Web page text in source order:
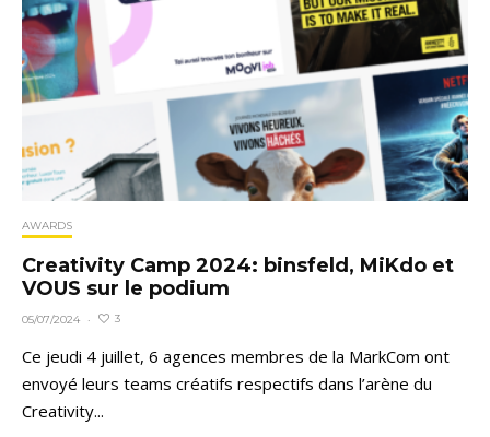
AWARDS
Creativity Camp 2024: binsfeld, MiKdo et
VOUS sur le podium
05/07/2024 · 3
Ce jeudi 4 juillet, 6 agences membres de la MarkCom ont
envoyé leurs teams créatifs respectifs dans l’arène du
Creativity...